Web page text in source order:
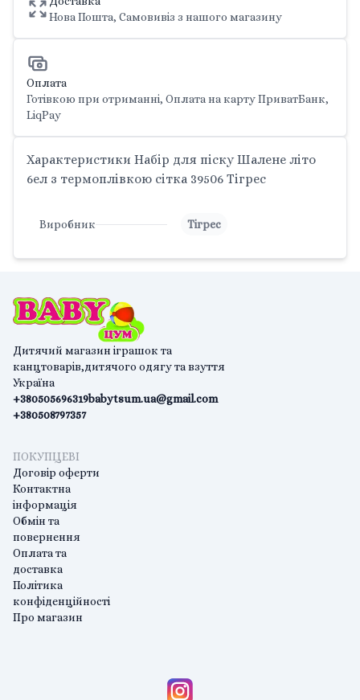
Нова Пошта, Самовивіз з нашого магазину
Оплата
Готівкою при отриманні, Оплата на карту ПриватБанк,
LiqPay
Характеристики Набір для піску Шалене літо
6ел з термоплівкою сітка 39506 Тігрес
Виробник Тігрес
Дитячий магазин іграшок та
канцтоварів,дитячого одягу та взуття
Україна
+380505696319
+380508797357
babytsum.ua@gmail.com
ПОКУПЦЕВІ
Договір оферти
Контактна
інформація
Обмін та
повернення
Оплата та
доставка
Політика
конфіденційності
Про магазин